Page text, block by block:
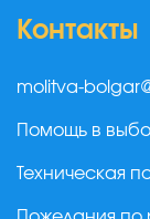
Контакты
molitva-
Помощь в
Техническая